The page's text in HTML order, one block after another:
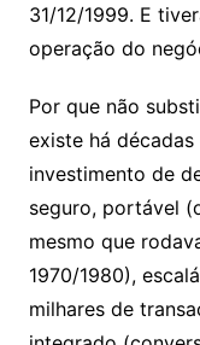
31/12/1999. E
operação do
Por que não
existe há
investimento de
seguro, portável
mesmo que
1970/1980),
milhares de